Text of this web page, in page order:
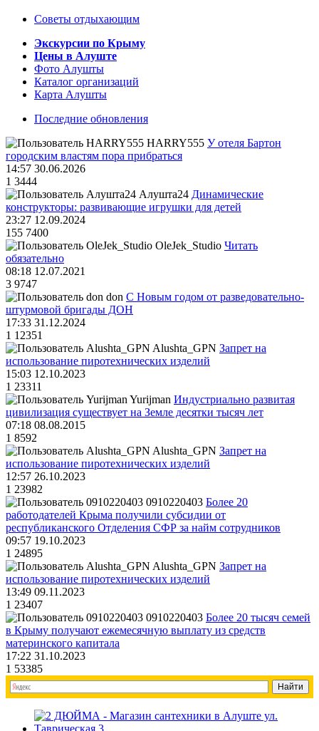
Советы отдыхающим
Экскурсии по Крыму
Цены в Алуште
Фото Алушты
Каталог организаций
Карта Алушты
Последние обновления
HARRY555 У отеля Бартон
городским властям пора прибраться
14:57 30.06.2026
1 3444
Алушта24 Динамические
конструкторы: развивающие игрушки для детей
23:27 12.09.2024
155 7400
OleJek_Studio Читать
обязательно
08:18 12.07.2021
3 9747
don С Новым годом от разведовательно-
штурмовой бригады ДОН
17:33 31.12.2024
1 12351
Alushta_GPN Запрет на
использование пиротехнических изделий
15:03 12.10.2023
1 23311
Yurijman Индустриально развитая
цивилизация существует на Земле десятки тысяч лет
07:18 08.08.2015
1 8592
Alushta_GPN Запрет на
использование пиротехнических изделий
12:57 26.10.2023
1 23982
0910220403 Более 20
работодателей Крыма получили субсидии от
республиканского Отделения СФР за найм сотрудников
09:57 19.10.2023
1 24895
Alushta_GPN Запрет на
использование пиротехнических изделий
13:49 09.11.2023
1 23407
0910220403 Более 20 тысяч семей
в Крыму получают ежемесячную выплату из средств
материнского капитала
17:22 31.10.2023
1 53385